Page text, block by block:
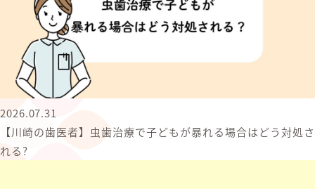
2026.07.31
【川崎の歯医者】虫歯治療で子どもが暴れる場合はどう対処さ
れる?